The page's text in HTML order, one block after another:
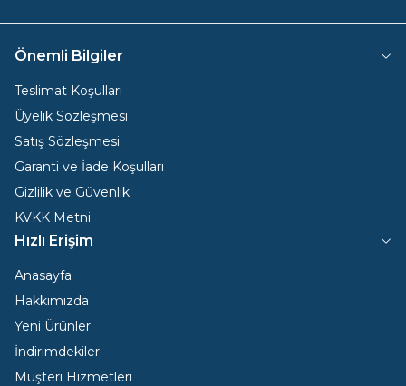
Önemli Bilgiler
Teslimat Koşulları
Üyelik Sözleşmesi
Satış Sözleşmesi
Garanti ve İade Koşulları
Gizlilik ve Güvenlik
KVKK Metni
Hızlı Erişim
Anasayfa
Hakkımızda
Yeni Ürünler
İndirimdekiler
Müşteri Hizmetleri